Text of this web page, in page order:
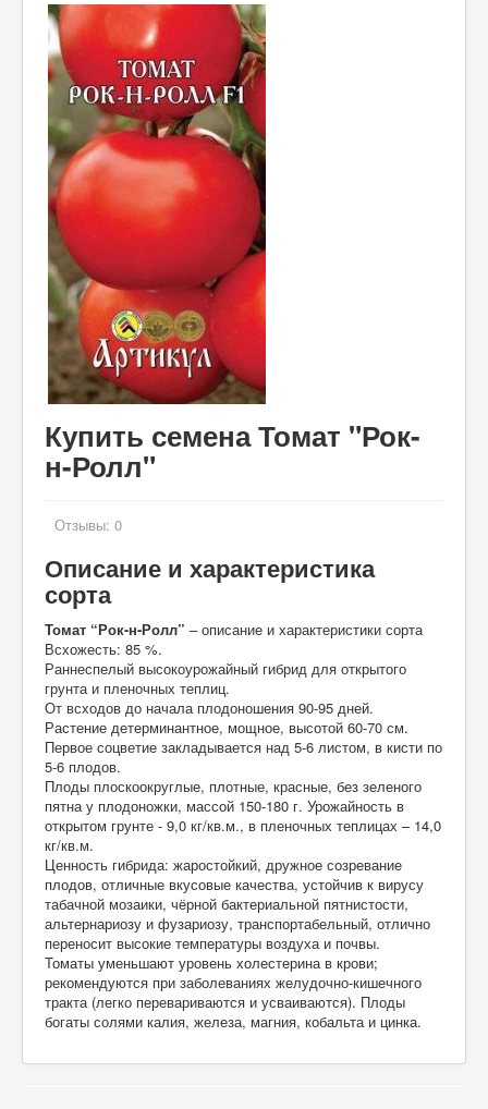
Купить семена Томат "Рок-
н-Ролл"
Отзывы: 0
Описание и характеристика
сорта
Томат “Рок-н-Ролл” – описание и характеристики сорта
Всхожесть: 85 %.
Раннеспелый высокоурожайный гибрид для открытого
грунта и пленочных теплиц.
От всходов до начала плодоношения 90-95 дней.
Растение детерминантное, мощное, высотой 60-70 см.
Первое соцветие закладывается над 5-6 листом, в кисти по
5-6 плодов.
Плоды плоскоокруглые, плотные, красные, без зеленого
пятна у плодоножки, массой 150-180 г. Урожайность в
открытом грунте - 9,0 кг/кв.м., в пленочных теплицах – 14,0
кг/кв.м.
Ценность гибрида: жаростойкий, дружное созревание
плодов, отличные вкусовые качества, устойчив к вирусу
табачной мозаики, чёрной бактериальной пятнистости,
альтернариозу и фузариозу, транспортабельный, отлично
переносит высокие температуры воздуха и почвы.
Томаты уменьшают уровень холестерина в крови;
рекомендуются при заболеваниях желудочно-кишечного
тракта (легко перевариваются и усваиваются). Плоды
богаты солями калия, железа, магния, кобальта и цинка.